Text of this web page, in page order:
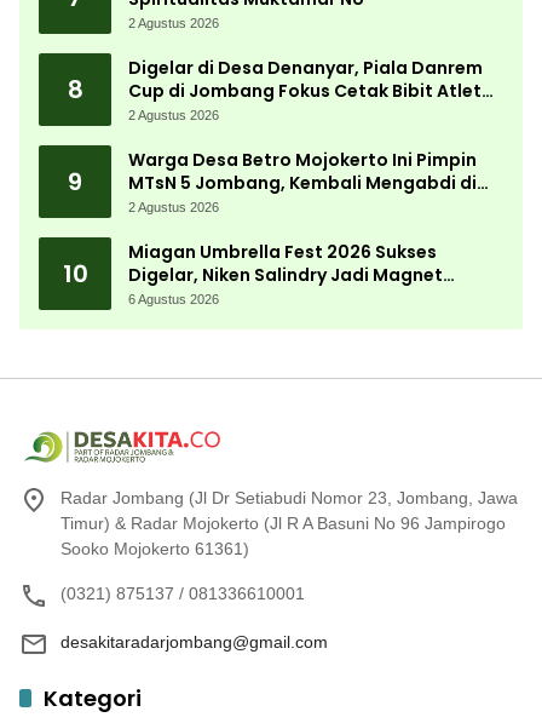
2 Agustus 2026
8
Digelar di Desa Denanyar, Piala Danrem
Cup di Jombang Fokus Cetak Bibit Atlet
Menembak Berprestasi
2 Agustus 2026
9
Warga Desa Betro Mojokerto Ini Pimpin
MTsN 5 Jombang, Kembali Mengabdi di
Almamater
2 Agustus 2026
10
Miagan Umbrella Fest 2026 Sukses
Digelar, Niken Salindry Jadi Magnet
Ribuan Pengunjung
6 Agustus 2026
Radar Jombang (Jl Dr Setiabudi Nomor 23, Jombang, Jawa
Timur) & Radar Mojokerto (Jl R A Basuni No 96 Jampirogo
Sooko Mojokerto 61361)
(0321) 875137 / 081336610001
desakitaradarjombang@gmail.com
Kategori